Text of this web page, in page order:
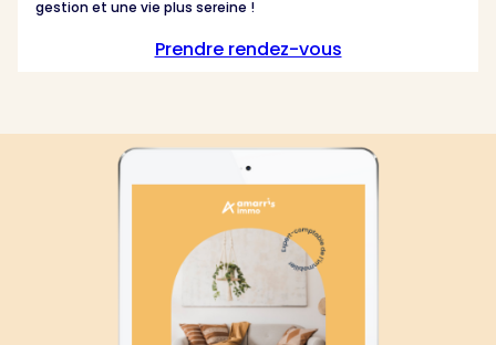
gestion et une vie plus sereine !
Prendre rendez-vous